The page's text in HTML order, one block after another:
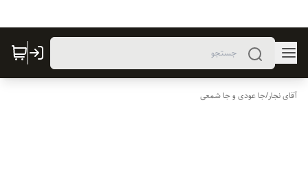
آقای نجار/جا عودی و جا شمعی